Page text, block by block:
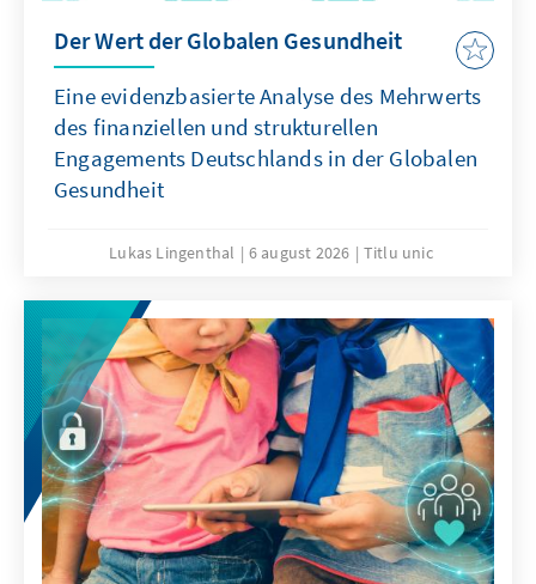
Der Wert der Globalen Gesundheit
Eine evidenzbasierte Analyse des Mehrwerts
des finanziellen und strukturellen
Engagements Deutschlands in der Globalen
Gesundheit
Lukas Lingenthal 6 august 2026 Titlu unic